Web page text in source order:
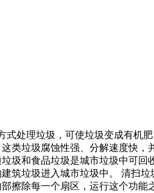
处理垃圾，可使垃圾变成有机
类垃圾腐蚀性强、分解速度快，
和食品垃圾是城市垃圾中可回
筑垃圾进入城市垃圾中。 清扫
擦除每一个扇区，运行这个功